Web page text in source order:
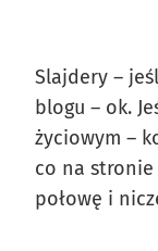
Slajdery –
blogu – ok.
życiowym –
co na stronie
połowę i